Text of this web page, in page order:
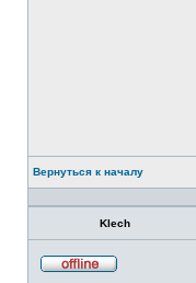
Вернуться к началу
Klech